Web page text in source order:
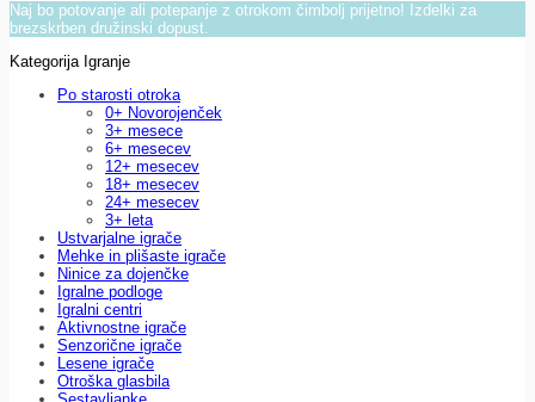
Naj bo potovanje ali potepanje z otrokom čimbolj prijetno! Izdelki za
brezskrben družinski dopust.
Kategorija Igranje
Po starosti otroka
0+ Novorojenček
3+ mesece
6+ mesecev
12+ mesecev
18+ mesecev
24+ mesecev
3+ leta
Ustvarjalne igrače
Mehke in plišaste igrače
Ninice za dojenčke
Igralne podloge
Igralni centri
Aktivnostne igrače
Senzorične igrače
Lesene igrače
Otroška glasbila